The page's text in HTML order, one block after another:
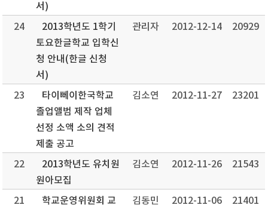
서)
24
2013학년도 1학기
토요한글학교 입학신
청 안내(한글 신청
서)
관리자 2012-12-14 20929
23
타이뻬이한국학교
졸업앨범 제작 업체
선정 소액 소의 견적
제출 공고
김소연 2012-11-27 23201
22
2013학년도 유치원
원아모집
김소연 2012-11-26 21543
21
학교운영위원회 교
김동민 2012-11-06 21401